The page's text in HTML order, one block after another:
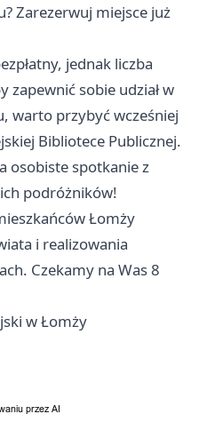
Zarezerwuj miejsce już
jednak liczba
zapewnić sobie udział w
warto przybyć wcześniej
Bibliotece Publicznej.
osobiste spotkanie z
podróżników!
Łomży
i realizowania
Czekamy na Was 8
w Łomży